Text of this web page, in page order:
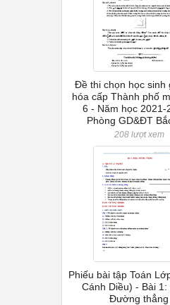
Đề thi chọn học sinh
hóa cấp Thành phố
6 - Năm học 2021-
Phòng GD&ĐT
208 lượt xem
Phiếu bài tập Toán
Cánh Diều) - Bài 1:
Đường thẳng